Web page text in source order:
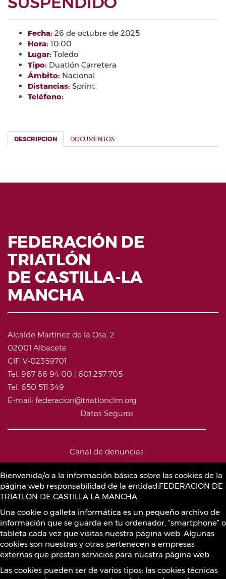
Bienvenida/o a la información básica sobre las cookies de la
página web responsabilidad de la entidad:FEDERACION DE
TRIATLON DE CASTILLA LA MANCHA.
Una cookie o galleta informática es un pequeño archivo de
información que se guarda en tu ordenador, “smartphone” o
tableta cada vez que visitas nuestra página web. Algunas
cookies son nuestras y otras pertenecen a empresas
externas que prestan servicios para nuestra página web.
Las cookies pueden ser de varios tipos: las cookies técnicas
Fecha: 26 de octubre de 2025
Hora: 10:00
Lugar: Toledo
Tipo: Duatlón Carretera
Ámbito: Nacional
Distancias: Sprint
Teléfono:
DESCRIPCION DOCUMENTOS
FEDERACIÓN DE
TRIATLÓN
DE CASTILLA-LA
MANCHA
Alcalde Martínez de la Osa, 2
02001 Albacete
CIF: V-02359701
Tel. 967 66 94 00 | 601 257 705
Tel. 650 511 349
E-mail: federacion@triatlonclm.org
Datos Seguros
Canal de denuncias
Política de Cookies
Sustancias prohibidas
Contacto